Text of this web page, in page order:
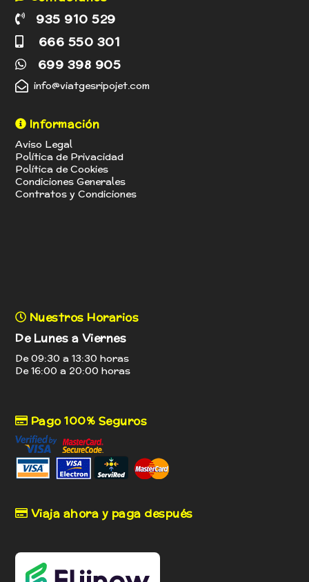
935 910 529
666 550 301
699 398 905
info@viatgesripojet.com
Información
Aviso Legal
Política de Privacidad
Política de Cookies
Condiciones Generales
Contratos y Condiciones
Nuestros Horarios
De Lunes a Viernes
De 09:30 a 13:30 horas
De 16:00 a 20:00 horas
Pago 100% Seguros
Viaja ahora y paga después